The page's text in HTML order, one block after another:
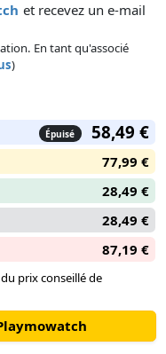
canons, un
par une corde sur
épées et de très
et recevez un e-mail
En tant qu'associé
)
Épuisé 58,49 €
77,99 €
28,49 €
28,49 €
87,19 €
du prix conseillé de